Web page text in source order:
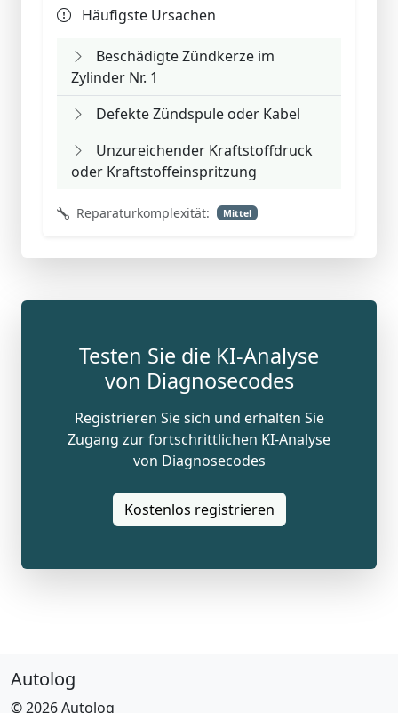
Häufigste Ursachen
Beschädigte Zündkerze im
Zylinder Nr. 1
Defekte Zündspule oder Kabel
Unzureichender Kraftstoffdruck
oder Kraftstoffeinspritzung
Reparaturkomplexität: Mittel
Testen Sie die KI-Analyse
von Diagnosecodes
Registrieren Sie sich und erhalten Sie
Zugang zur fortschrittlichen KI-Analyse
von Diagnosecodes
Kostenlos registrieren
Autolog
© 2026 Autolog